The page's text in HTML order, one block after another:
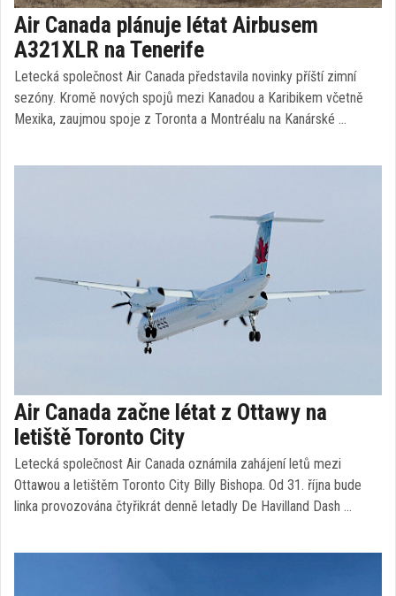
Air Canada plánuje létat Airbusem
A321XLR na Tenerife
Letecká společnost Air Canada představila novinky příští zimní
sezóny. Kromě nových spojů mezi Kanadou a Karibikem včetně
Mexika, zaujmou spoje z Toronta a Montréalu na Kanárské …
Air Canada začne létat z Ottawy na
letiště Toronto City
Letecká společnost Air Canada oznámila zahájení letů mezi
Ottawou a letištěm Toronto City Billy Bishopa. Od 31. října bude
linka provozována čtyřikrát denně letadly De Havilland Dash …